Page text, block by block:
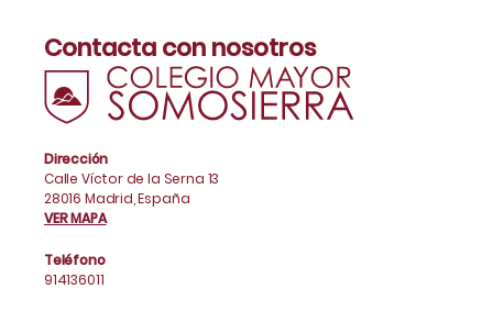
Contacta con nosotros
Dirección
Calle Víctor de la Serna 13
28016 Madrid, España
VER MAPA
Teléfono
914136011